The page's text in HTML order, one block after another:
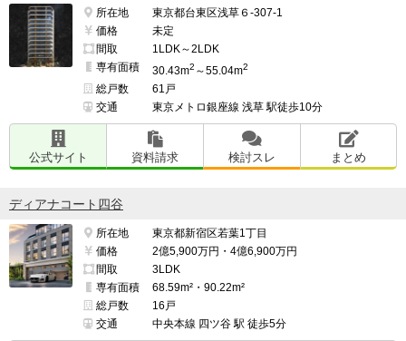
所在地
東京都台東区浅草６-307-1
価格
未定
間取
1LDK～2LDK
専有面積
30.43m2 ～55.04m2
総戸数
61戸
交通
東京メトロ銀座線 浅草 駅徒歩10分
公式サイト 資料請求 検討スレ まとめ
ディアナコート四谷
所在地
東京都新宿区若葉1丁目
価格
2億5,900万円・4億6,900万円
間取
3LDK
専有面積
68.59m²・90.22m²
総戸数
16戸
交通
中央本線 四ツ谷 駅 徒歩5分